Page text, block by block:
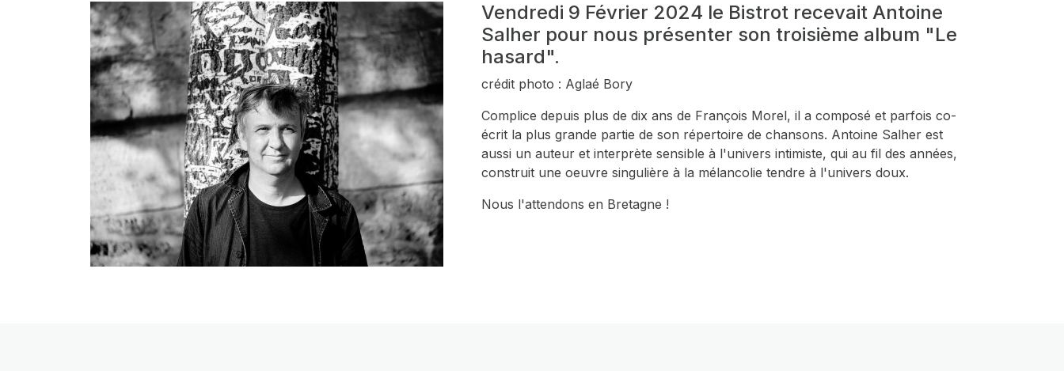
Vendredi 9 Février 2024 le Bistrot recevait Antoine
Salher pour nous présenter son troisième album "Le
hasard".
crédit photo : Aglaé Bory
Complice depuis plus de dix ans de François Morel, il a composé et parfois co-
écrit la plus grande partie de son répertoire de chansons. Antoine Salher est
aussi un auteur et interprète sensible à l'univers intimiste, qui au fil des années,
construit une oeuvre singulière à la mélancolie tendre à l'univers doux.
Nous l'attendons en Bretagne !